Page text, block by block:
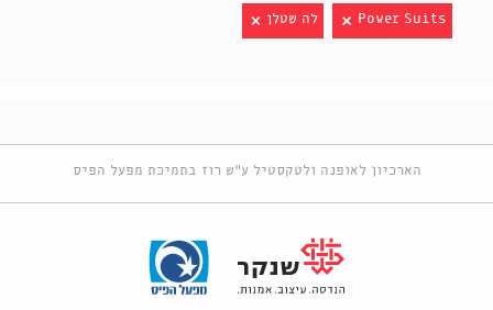
Power Suits לה שטלן
הארכיון לאופנה ולטקסטיל ע"ש רוז בתמיכת מפעל הפיס